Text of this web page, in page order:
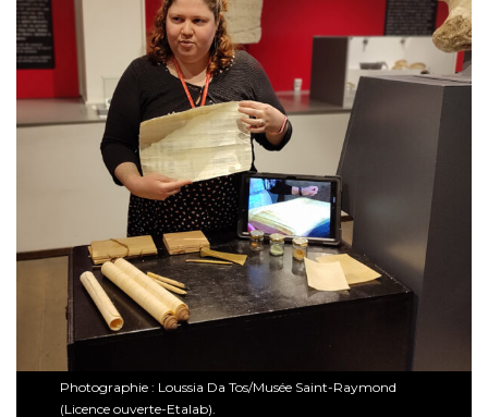
Photographie : Loussia Da Tos/Musée Saint-Raymond
(Licence ouverte-Etalab).